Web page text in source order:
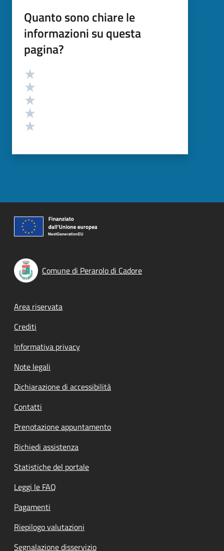
Quanto sono chiare le
informazioni su questa
pagina?
Valutazione
Comune di Perarolo di Cadore
Footer menu
Area riservata
Crediti
Informativa privacy
Note legali
Dichiarazione di accessibilità
Contatti
Prenotazione appuntamento
Richiedi assistenza
Statistiche del portale
Leggi le FAQ
Pagamenti
Riepilogo valutazioni
Segnalazione disservizio